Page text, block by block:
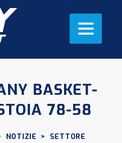
BASKET-
78-58
NOTIZIE >
SETTORE